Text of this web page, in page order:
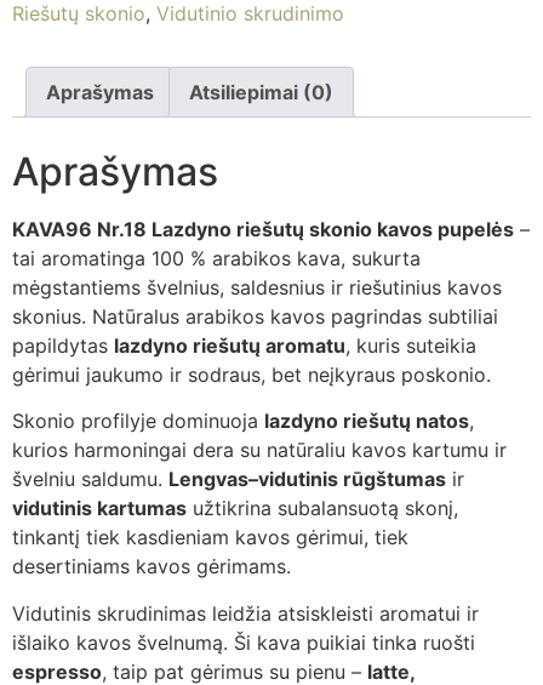
Riešutų skonio, Vidutinio skrudinimo
Aprašymas Atsiliepimai (0)
Aprašymas
KAVA96 Nr.18 Lazdyno riešutų skonio kavos pupelės –
tai aromatinga 100 % arabikos kava, sukurta
mėgstantiems švelnius, saldesnius ir riešutinius kavos
skonius. Natūralus arabikos kavos pagrindas subtiliai
papildytas lazdyno riešutų aromatu, kuris suteikia
gėrimui jaukumo ir sodraus, bet neįkyraus poskonio.
Skonio profilyje dominuoja lazdyno riešutų natos,
kurios harmoningai dera su natūraliu kavos kartumu ir
švelniu saldumu. Lengvas–vidutinis rūgštumas ir
vidutinis kartumas užtikrina subalansuotą skonį,
tinkantį tiek kasdieniam kavos gėrimui, tiek
desertiniams kavos gėrimams.
Vidutinis skrudinimas leidžia atsiskleisti aromatui ir
išlaiko kavos švelnumą. Ši kava puikiai tinka ruošti
espresso, taip pat gėrimus su pienu – latte,